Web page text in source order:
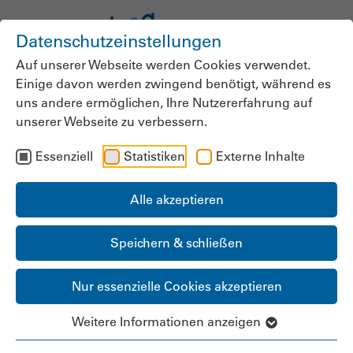
Datenschutzeinstellungen
Auf unserer Webseite werden Cookies verwendet.
Einige davon werden zwingend benötigt, während es
uns andere ermöglichen, Ihre Nutzererfahrung auf
unserer Webseite zu verbessern.
Essenziell Statistiken Externe Inhalte
Alle akzeptieren
Speichern & schließen
Nur essenzielle Cookies akzeptieren
Weitere Informationen anzeigen
Schulbegleitungen für
Kinder und
Jugendliche:
Hansestadt schuldet
Trägern
Millionensumme
bpa sieht hunderte Schulbegleitungen in